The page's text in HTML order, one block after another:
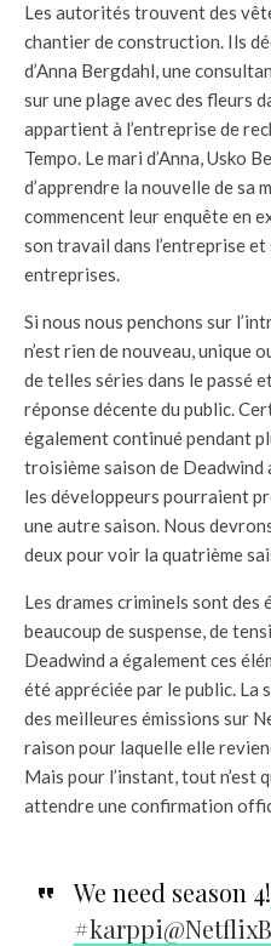
Les autorités trouvent des
chantier de construction. Ils
d’Anna Bergdahl, une
sur une plage avec des fleurs
appartient à l’entreprise de
Tempo. Le mari d’Anna, Usko
d’apprendre la nouvelle de sa
commencent leur enquête en
son travail dans l’entreprise
entreprises.
Si nous nous penchons sur
n’est rien de nouveau, unique
de telles séries dans le passé
réponse décente du public.
également continué pendant
troisième saison de
les développeurs pourraient
une autre saison. Nous
deux pour voir la quatrième
Les drames criminels sont des
beaucoup de suspense, de
Deadwind a également ces
été appréciée par le public.
des meilleures émissions sur
raison pour laquelle elle
Mais pour l’instant, tout n’est
attendre une confirmation
We need season 4!
#karppi